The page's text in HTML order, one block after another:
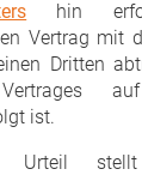
hin
Vertrag mit
Dritten
ist.
Urteil